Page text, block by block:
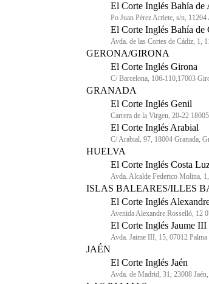
El Corte Inglés Bahía de
Po Juan Pérez Arriete, s/n,
El Corte Inglés Bahía de
Avda. de las Cortes de Cádiz, 1,
GERONA/GIRONA
El Corte Inglés Girona
C/ Barcelona, 106-110,17003
GRANADA
El Corte Inglés Genil
Carrera de la Virgen, 20-22
El Corte Inglés Arabial
C/ Arabial, 97, 18004 Granada,
HUELVA
El Corte Inglés Costa
Avda. Alcalde Federico Molina,
ISLAS BALEARES/ILLES
El Corte Inglés
Avenida Alexandre Rosselló, 12
El Corte Inglés Jaume III
Avda. Jaime III, 15, 07012
JAÉN
El Corte Inglés Jaén
Avda. de Madrid, 31, 23008